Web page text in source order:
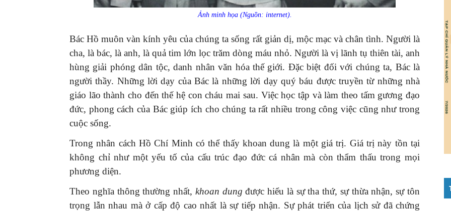
Ảnh minh họa (Nguồn: internet).
Bác Hồ muôn vàn kính yêu của chúng ta sống rất giản dị, mộc mạc và chân tình. Người là
cha, là bác, là anh, là quả tim lớn lọc trăm dòng máu nhỏ. Người là vị lãnh tụ thiên tài, anh
hùng giải phóng dân tộc, danh nhân văn hóa thế giới. Đặc biệt đối với chúng ta, Bác là
người thầy. Những lời dạy của Bác là những lời dạy quý báu được truyền từ những nhà
giáo lão thành cho đến thế hệ con cháu mai sau. Việc học tập và làm theo tấm gương đạo
đức, phong cách của Bác giúp ích cho chúng ta rất nhiều trong công việc cũng như trong
cuộc sống.
Trong nhân cách Hồ Chí Minh có thể thấy khoan dung là một giá trị. Giá trị này tồn tại
không chỉ như một yếu tố của cấu trúc đạo đức cá nhân mà còn thẩm thấu trong mọi
phương diện.
Theo nghĩa thông thường nhất, khoan dung được hiểu là sự tha thứ, sự thừa nhận, sự tôn
trọng lẫn nhau mà ở cấp độ cao nhất là sự tiếp nhận. Sự phát triển của lịch sử đã chứng